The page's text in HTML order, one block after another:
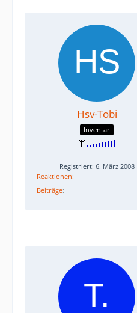
Hsv-Tobi
Inventar
Registriert: 6. März 2008
Reaktionen
Beiträge